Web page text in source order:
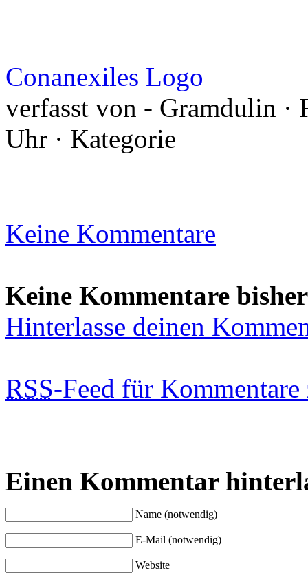
Conanexiles Logo
verfasst von - Gramdulin ·
Uhr · Kategorie
Keine Kommentare
Keine Kommentare bisher
Hinterlasse deinen
RSS-Feed für
Einen Kommentar
Name (notwendig)
E-Mail (notwendig)
Website